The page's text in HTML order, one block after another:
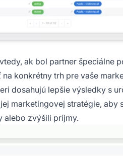
ak bol partner špeciálne
konkrétny trh pre vaše
dosahujú lepšie výsledky s
marketingovej stratégie, aby
alebo zvýšili príjmy.